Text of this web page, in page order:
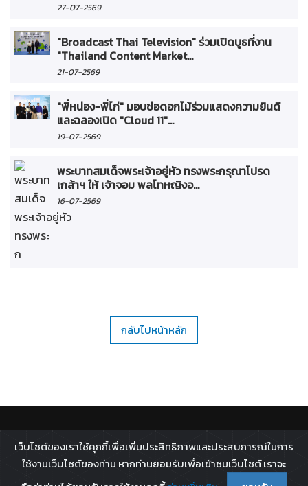
27-07-2569
"Broadcast Thai Television" ร่วมเปิดบูธที่งาน
"Thailand Content Market...
21-07-2569
"พี่หน่อง-พี่ไก่" มอบช่อดอกไม้ร่วมแสดงความยินดี
และฉลองเปิด "Cloud 11"...
19-07-2569
พระบาทสมเด็จพระเจ้าอยู่หัว ทรงพระกรุณาโปรด
เกล้าฯ ให้ เจ้าจอม พลโทหญิงอ...
16-07-2569
กลับไปหน้าหลัก
All rights reserved - 2026 ©
Broadcast Thai Television
เว็บไซต์ของเราใช้คุกกี้เพื่อเพิ่มประสิทธิภาพและประสบการณ์ในการ
ใช้งานเว็บไซต์ของท่าน หากท่านยอมรับเพื่อเข้าชมเว็บไซต์ เราจะ